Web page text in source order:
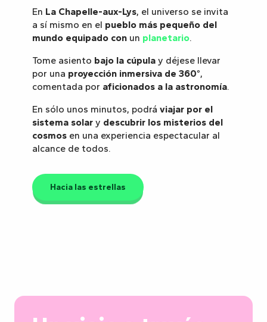
En La Chapelle-aux-Lys, el universo se invita
a sí mismo en el pueblo más pequeño del
mundo equipado con un planetario.
Tome asiento bajo la cúpula y déjese llevar
por una proyección inmersiva de 360°,
comentada por aficionados a la astronomía.
En sólo unos minutos, podrá viajar por el
sistema solar y descubrir los misterios del
cosmos en una experiencia espectacular al
alcance de todos.
Hacia las estrellas